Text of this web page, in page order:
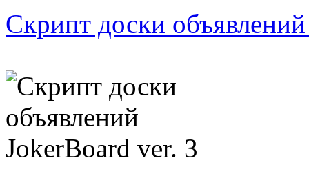
Скрипт доски